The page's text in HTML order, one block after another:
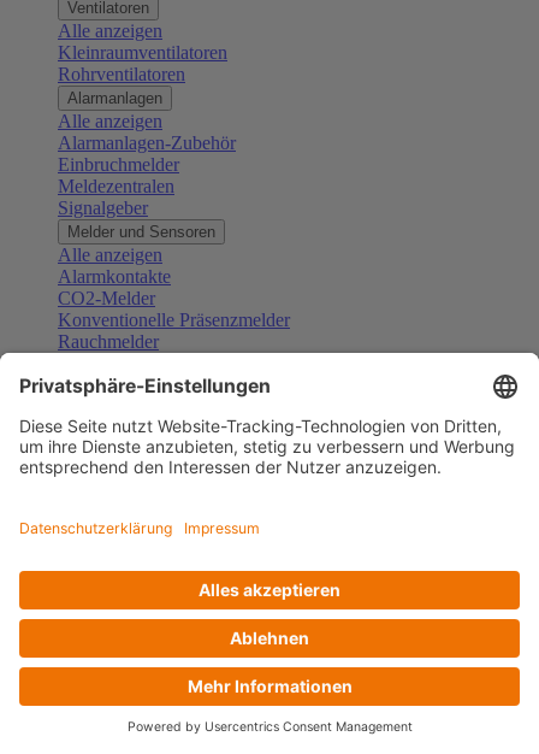
Ventilatoren
Alle anzeigen
Kleinraumventilatoren
Rohrventilatoren
Alarmanlagen
Alle anzeigen
Alarmanlagen-Zubehör
Einbruchmelder
Meldezentralen
Signalgeber
Melder und Sensoren
Alle anzeigen
Alarmkontakte
CO2-Melder
Konventionelle Präsenzmelder
Rauchmelder
Gefahrenmelder
Türsprechanlagen
Alle anzeigen
Außenstationen
Klingeltaster und Gongs
Sprechanlagen-Sets
Zubehör Türkommunikation
Videoüberwachung
Zubehör Videoüberwachung
Alle anzeigen